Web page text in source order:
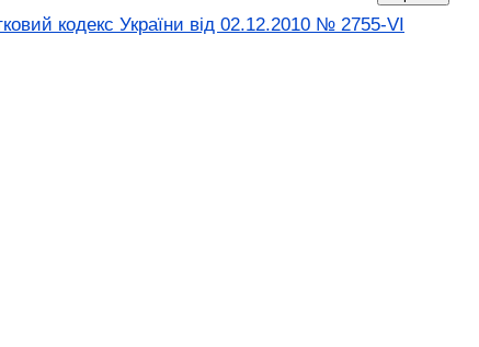
кодекс України від 02.12.2010 № 2755-VI